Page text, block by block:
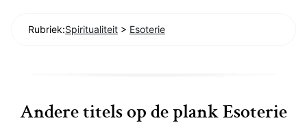
Rubriek:Spiritualiteit > Esoterie
Andere titels op de plank Esoterie